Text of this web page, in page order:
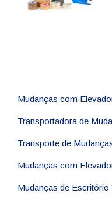
Mudanças com
Transportadora de
Transporte de
Mudanças com
Mudanças de Escritório